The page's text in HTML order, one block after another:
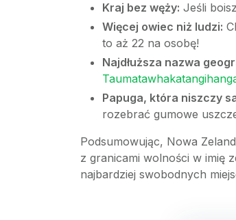
Kraj bez węży: Jeśli
Więcej owiec niż ludzi:
to aż 22 na osobę!
Najdłuższa nazwa
Papuga, która niszczy
rozebrać gumowe
Podsumowując, Nowa
z granicami wolności w imię
najbardziej swobodnych